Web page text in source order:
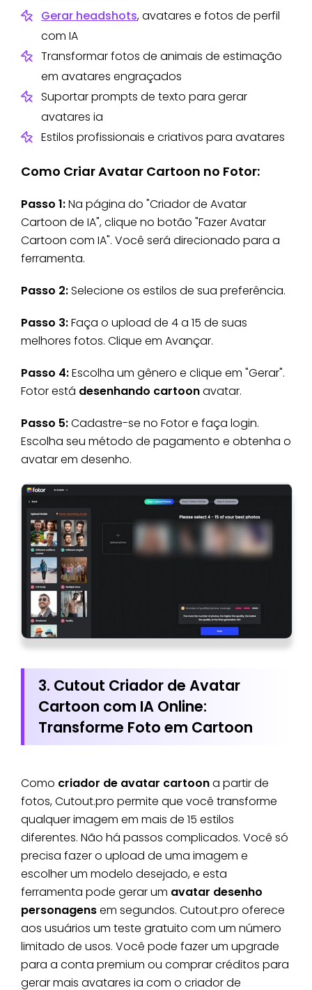
Gerar headshots, avatares e fotos de perfil
com IA
Transformar fotos de animais de estimação
em avatares engraçados
Suportar prompts de texto para gerar
avatares ia
Estilos profissionais e criativos para avatares
Como Criar Avatar Cartoon no Fotor:
Passo 1:Na página do "Criador de Avatar
Cartoon de IA", clique no botão "Fazer Avatar
Cartoon com IA". Você será direcionado para a
ferramenta.
Passo 2:Selecione os estilos de sua preferência.
Passo 3:Faça o upload de 4 a 15 de suas
melhores fotos. Clique em Avançar.
Passo 4:Escolha um gênero e clique em "Gerar".
Fotor está desenhando cartoonavatar.
Passo 5:Cadastre-se no Fotor e faça login.
Escolha seu método de pagamento e obtenha o
avatar em desenho.
3. Cutout Criador de Avatar
Cartoon com IA Online:
Transforme Foto em Cartoon
Como criador de avatar cartoona partir de
fotos, Cutout.pro permite que você transforme
qualquer imagem em mais de 15 estilos
diferentes. Não há passos complicados. Você só
precisa fazer o upload de uma imagem e
escolher um modelo desejado, e esta
ferramenta pode gerar um avatar desenho
personagensem segundos. Cutout.pro oferece
aos usuários um teste gratuito com um número
limitado de usos. Você pode fazer um upgrade
para a conta premium ou comprar créditos para
gerar mais avatares ia com o criador de